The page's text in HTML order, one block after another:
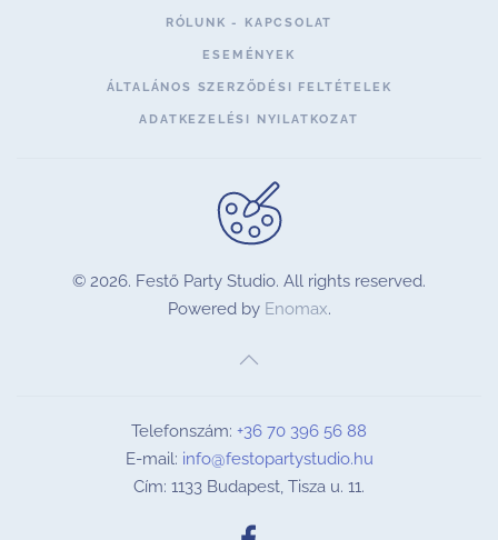
RÓLUNK - KAPCSOLAT
ESEMÉNYEK
ÁLTALÁNOS SZERZŐDÉSI FELTÉTELEK
ADATKEZELÉSI NYILATKOZAT
© 2026. Festő Party Studio. All rights reserved.
Powered by Enomax.
Telefonszám: +36 70 396 56 88
E-mail: info@festopartystudio.hu
Cím: 1133 Budapest, Tisza u. 11.